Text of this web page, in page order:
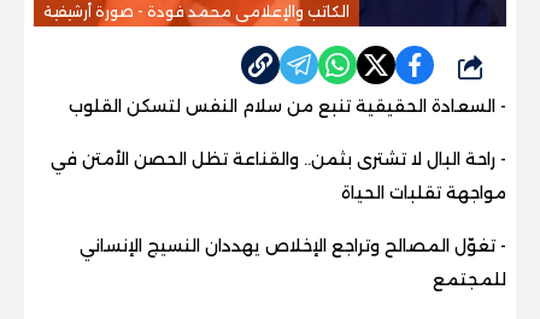
الكاتب والإعلامى محمد فودة - صورة أرشيفية
شارك
- السعادة الحقيقية تنبع من سلام النفس لتسكن القلوب
- راحة البال لا تشترى بثمن.. والقناعة تظل الحصن الأمتن في
مواجهة تقلبات الحياة
- تغوّل المصالح وتراجع الإخلاص يهددان النسيج الإنساني
للمجتمع